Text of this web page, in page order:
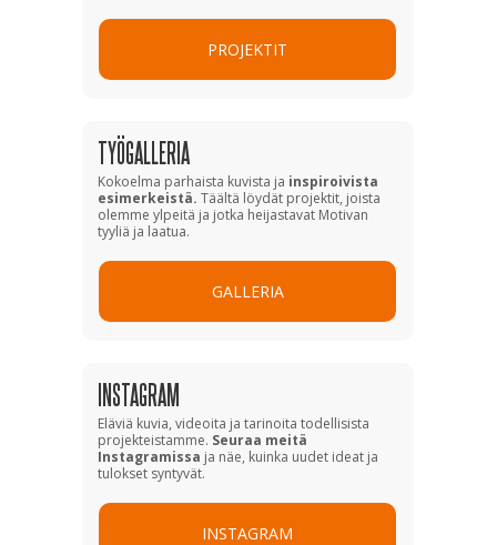
PROJEKTIT
TYÖGALLERIA
Kokoelma parhaista kuvista ja inspiroivista
esimerkeistä. Täältä löydät projektit, joista
olemme ylpeitä ja jotka heijastavat Motivan
tyyliä ja laatua.
GALLERIA
INSTAGRAM
Eläviä kuvia, videoita ja tarinoita todellisista
projekteistamme. Seuraa meitä
Instagramissa ja näe, kuinka uudet ideat ja
tulokset syntyvät.
INSTAGRAM